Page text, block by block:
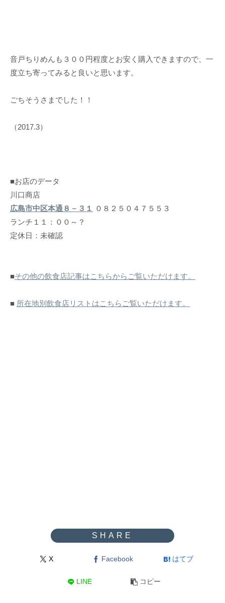
音戸ちりめんも３００円程度とお安く購入できますので、一
度立ち寄ってみると良いと思います。
ごちそうさまでした！！
（2017.3）
■お店のデータ
川口商店
広島市中区本通８－３１ ０８２５０４７５５３
ランチ１１：００～？
定休日：未確認
■その他の飲食店記事はこちらからご覧いただけます。
■ 所在地別飲食店リストはこちらご覧いただけます。
X Facebook はてブ
LINE コピー